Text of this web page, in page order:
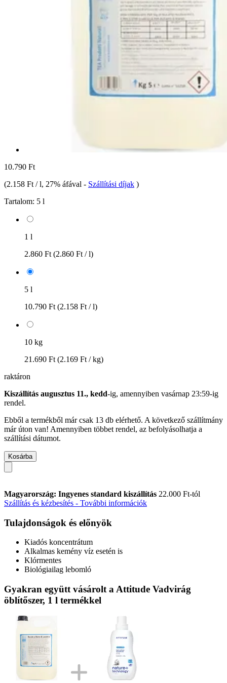
10.790 Ft
(2.158 Ft / l, 27% áfával - Szállítási díjak )
Tartalom: 5 l
1 l
2.860 Ft (2.860 Ft / l)
5 l
10.790 Ft (2.158 Ft / l)
10 kg
21.690 Ft (2.169 Ft / kg)
raktáron
Kiszállítás augusztus 11., kedd-ig, amennyiben vasárnap 23:59-ig
rendel.
Ebből a termékből már csak 13 db elérhető. A következő szállítmány
már úton van! Amennyiben többet rendel, az befolyásolhatja a
szállítási dátumot.
Kosárba
Magyarország: Ingyenes standard kiszállítás 22.000 Ft-tól
Szállítás és kézbesítés - További információk
Tulajdonságok és előnyök
Kiadós koncentrátum
Alkalmas kemény víz esetén is
Klórmentes
Biológiailag lebomló
Gyakran együtt vásárolt a Attitude Vadvirág
öblítőszer, 1 l termékkel